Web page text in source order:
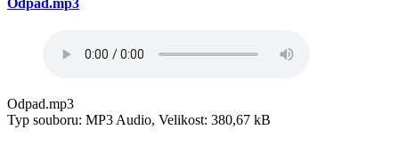
Odpad.mp3
Typ souboru: MP3 Audio, Velikost: 380,67 kB